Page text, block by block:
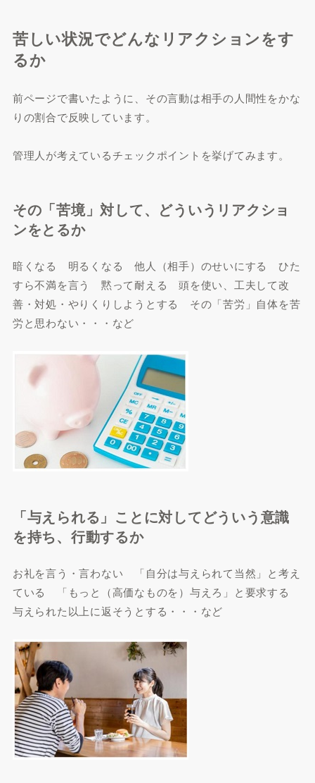
苦しい状況でどんなリアクションをす
るか
前ページで書いたように、その言動は相手の人間性をかな
りの割合で反映しています。
管理人が考えているチェックポイントを挙げてみます。
その「苦境」対して、どういうリアクショ
ンをとるか
暗くなる 明るくなる 他人（相手）のせいにする ひた
すら不満を言う 黙って耐える 頭を使い、工夫して改
善・対処・やりくりしようとする その「苦労」自体を苦
労と思わない・・・など
「与えられる」ことに対してどういう意識
を持ち、行動するか
お礼を言う・言わない 「自分は与えられて当然」と考え
ている 「もっと（高価なものを）与えろ」と要求する
与えられた以上に返そうとする・・・など